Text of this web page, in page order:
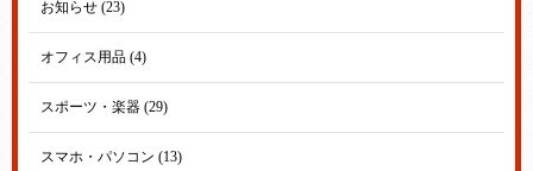
お知らせ (23)
オフィス用品 (4)
スポーツ・楽器 (29)
スマホ・パソコン (13)